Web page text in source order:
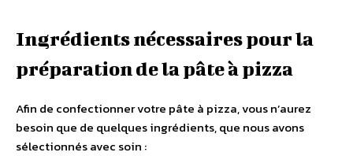
Ingrédients nécessaires pour la
préparation de la pâte à pizza
Afin de confectionner votre pâte à pizza, vous n’aurez
besoin que de quelques ingrédients, que nous avons
sélectionnés avec soin :